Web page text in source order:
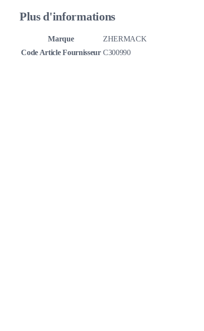
Plus d'informations
Marque
ZHERMACK
Code Article Fournisseur C300990